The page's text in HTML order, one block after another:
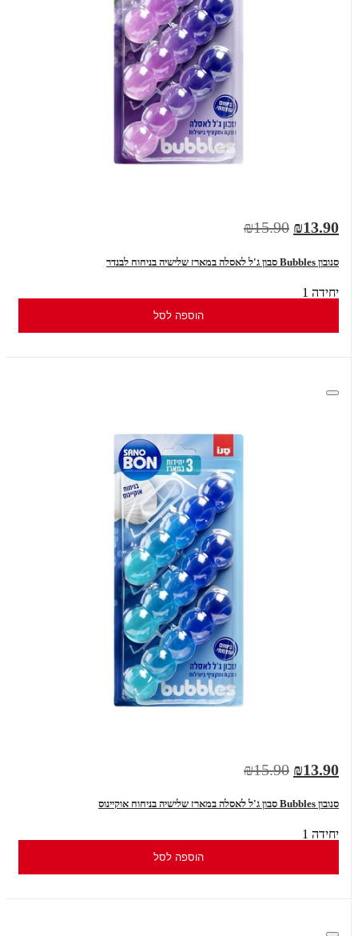
₪13.90
₪15.90
סנובון Bubbles סבון ג'ל לאסלה במארז שלישיה בניחוח לבנדר
יחידה 1
הוספה לסל
₪13.90
₪15.90
סנובון Bubbles סבון ג'ל לאסלה במארז שלישיה בניחוח אוקיינוס
יחידה 1
הוספה לסל